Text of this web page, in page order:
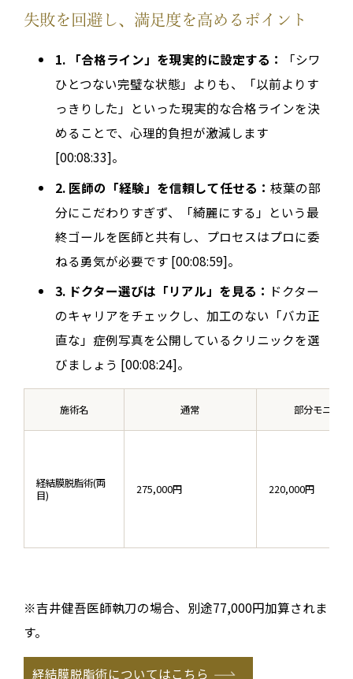
失敗を回避し、満足度を高めるポイント
1. 「合格ライン」を現実的に設定する：
「シワ
ひとつない完璧な状態」よりも、「以前よりす
っきりした」といった現実的な合格ラインを決
めることで、心理的負担が激減します
[00:08:33]。
2. 医師の「経験」を信頼して任せる：枝葉の部
分にこだわりすぎず、「綺麗にする」という最
終ゴールを医師と共有し、プロセスはプロに委
ねる勇気が必要です [00:08:59]。
3. ドクター選びは「リアル」を見る： ドクター
のキャリアをチェックし、加工のない「バカ正
直な」症例写真を公開しているクリニックを選
びましょう [00:08:24]。
施術名 通常 部分モニター
経結膜脱脂術(両
目)
275,000円 220,000円
※吉井健吾医師執刀の場合、別途77,000円加算されま
す。
経結膜脱脂術についてはこちら